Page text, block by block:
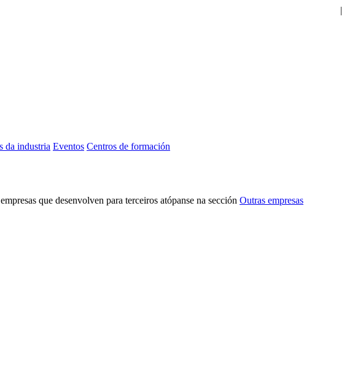
|
da industria Eventos Centros de formación
que desenvolven para terceiros atópanse na sección Outras empresas